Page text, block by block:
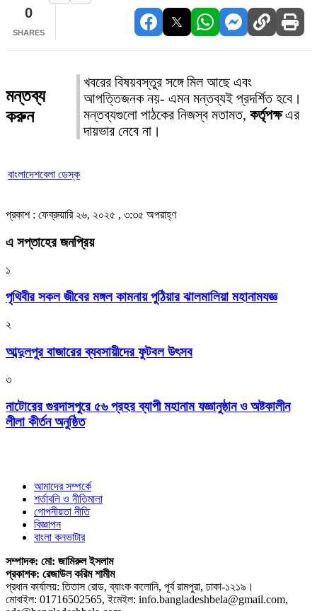
0
SHARES
মন্তব্য
করুন
খবরের বিষয়বস্তুর সঙ্গে মিল আছে এবং
আপত্তিজনক নয়- এমন মন্তব্যই প্রদর্শিত হবে।
মন্তব্যগুলো পাঠকের নিজস্ব মতামত, কর্তৃপক্ষএর
দায়ভার নেবে না।
বাংলাদেশবেলা ডেস্ক
প্রকাশ : ফেব্রুয়ারি ২৬, ২০২৫ , ৩:৩৫ অপরাহ্ণ
এ সপ্তাহের জনপ্রিয়
১
পৃথিবীর সকল জীবের মঙ্গল কামনায় পুঠিয়ার ঝালমালিয়া মহানামযজ্ঞ
২
আব্দুলপুর বাজারের ব্যবসায়ীদের ফুটবল উৎসব
৩
নাটোরের গুরদাসপুরে ৫৬ প্রহর ব্যাপী মহানাম যজ্ঞানুষ্ঠান ও অষ্টকালীন
লীলা কীর্তন অনুষ্ঠিত
আমাদের সম্পর্কে
শর্তাবলি ও নীতিমালা
গোপনীয়তা নীতি
বিজ্ঞাপন
বাংলা কনভাটার
সম্পাদক: মো: জামিরুল ইসলাম
প্রকাশক: রেজাউল করিম শামীম
প্রধান কার্যালয়: তিতাস রোড, ব্যাংক কলোনি, পূর্ব রামপুরা, ঢাকা-১২১৯।
মোবাইল: 01716502565, ইমেইল: info.bangladeshbela@gmail.com,